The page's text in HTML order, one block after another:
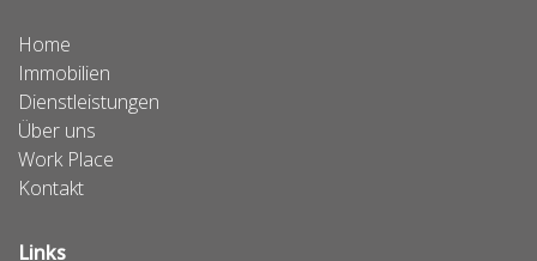
Home
Immobilien
Dienstleistungen
Über uns
Work Place
Kontakt
Links